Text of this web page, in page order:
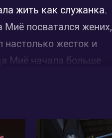
жить как служанка.
посватался жених,
жесток и
Миё начала больше
человек.